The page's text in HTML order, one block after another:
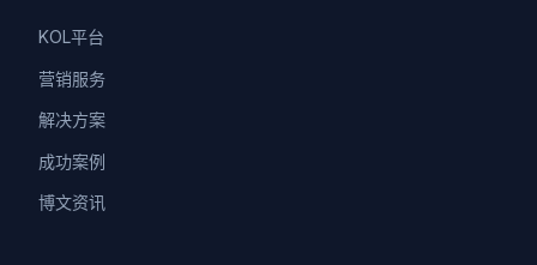
KOL平台
营销服务
解决方案
成功案例
博文资讯